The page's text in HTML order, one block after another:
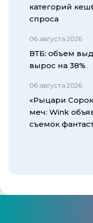
категорий
спроса
06 августа 2026
ВТБ: объем
вырос на 38%
06 августа 2026
«Рыцари
меч: Wink
съемок